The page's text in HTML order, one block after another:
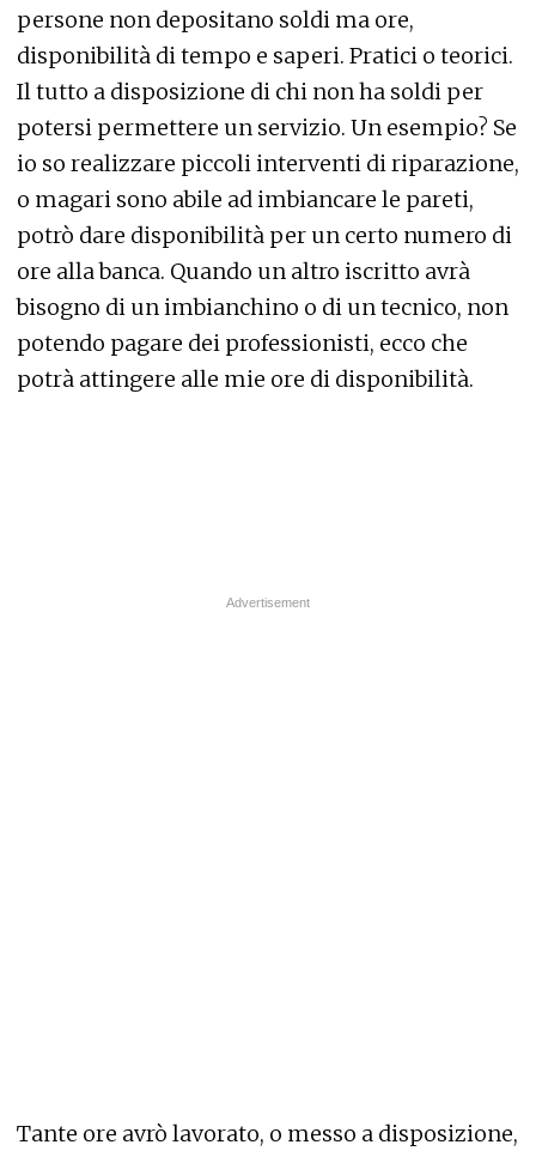
persone non depositano soldi ma ore,
disponibilità di tempo e saperi. Pratici o teorici.
Il tutto a disposizione di chi non ha soldi per
potersi permettere un servizio. Un esempio? Se
io so realizzare piccoli interventi di riparazione,
o magari sono abile ad imbiancare le pareti,
potrò dare disponibilità per un certo numero di
ore alla banca. Quando un altro iscritto avrà
bisogno di un imbianchino o di un tecnico, non
potendo pagare dei professionisti, ecco che
potrà attingere alle mie ore di disponibilità.
Tante ore avrò lavorato, o messo a disposizione,